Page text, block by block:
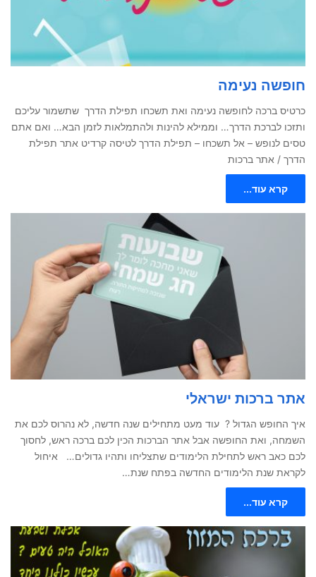
חופשה נעימה
כרטיס ברכה לחופשה נעימה ואת תשכחו תפילת הדרך שתשמור עליכם
ותזכו לברכת הדרך… וממילא להינות ולהתמלאות לזמן הבא… ואם אתם
טסים לנופש – אל תשכחו – תפילת הדרך לטיסה קרדיט אתר תפילת
הדרך / אתר ברכות
קרא עוד...
אתר ברכות ישראלי
איך החופש הגדול ? עוד מעט מתחילים שנה חדשה, לא נהרוס לכם את
השמחה, ואת החופשה אבל אתר הברכות הכין לכם ברכה ראש, לחסוך
לכם כאב ראש לתחילת הלימודים שתצליחו ותהיו גדולים… איחול
לקראת שנת הלימודים החדשה בפתח שנת…
קרא עוד...